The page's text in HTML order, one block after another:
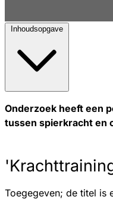
Inhoudsopgave
Onderzoek heeft een
tussen spierkracht en
Toegegeven; de titel is